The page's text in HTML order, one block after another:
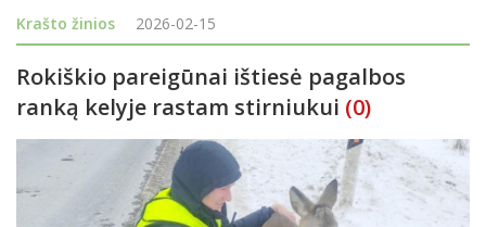
ūkio. Vyras savo „Facebook“ paskyroje pasidalijo kadrais,
kuriuose matyti pradėję
Krašto žinios 2026-02-15
Rokiškio pareigūnai ištiesė pagalbos
ranką kelyje rastam stirniukui (0)